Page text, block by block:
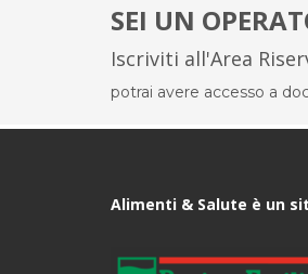
SEI UN
Iscriviti all'Area
potrai avere accesso a
Alimenti & Salute è un